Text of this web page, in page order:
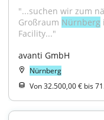
"...suchen wir zum
Großraum Nürnberg
Facility..."
avanti GmbH
Nürnberg
Von 32.500,00 € bis